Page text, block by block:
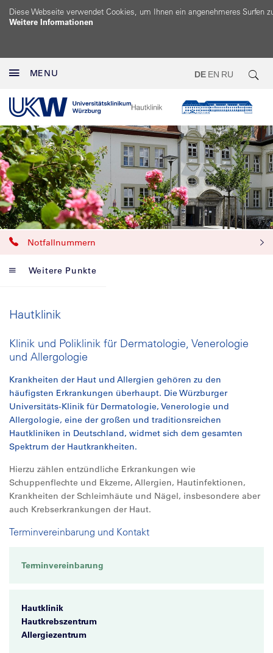
Diese Webseite verwendet Cookies, um Ihnen ein angenehmeres Surfen
Weitere Informationen
MENU DE EN RU
Notfallnummern
Weitere Punkte
Hautklinik
Klinik und Poliklinik für Dermatologie, Venerologie
und Allergologie
Krankheiten der Haut und Allergien gehören zu den
häufigsten Erkrankungen überhaupt. Die Würzburger
Universitäts-Klinik für Dermatologie, Venerologie und
Allergologie, eine der großen und traditionsreichen
Hautkliniken in Deutschland, widmet sich dem gesamten
Spektrum der Hautkrankheiten.
Hierzu zählen entzündliche Erkrankungen wie
Schuppenflechte und Ekzeme, Allergien, Hautinfektionen,
Krankheiten der Schleimhäute und Nägel, insbesondere aber
auch Krebserkrankungen der Haut.
Terminvereinbarung und Kontakt
Terminvereinbarung
Hautklinik
Hautkrebszentrum
Allergiezentrum